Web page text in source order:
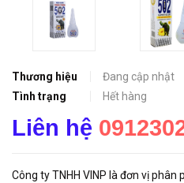
Thương hiệu
Đang cập nhật
Tình trạng
Hết hàng
Liên hệ
Công ty TNHH VINP là đơn vị